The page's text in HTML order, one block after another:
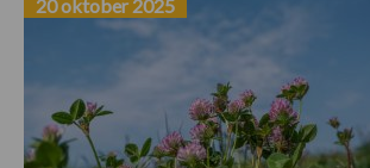
20 oktober 2025